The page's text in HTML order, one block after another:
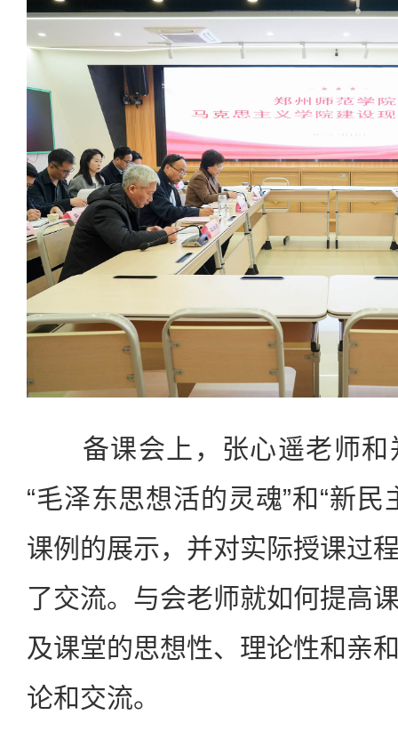
备课会上，张心遥老师和
“毛泽东思想活的灵魂”和“新
课例的展示，并对实际授课过
了交流。与会老师就如何提高
及课堂的思想性、理论性和亲
论和交流。